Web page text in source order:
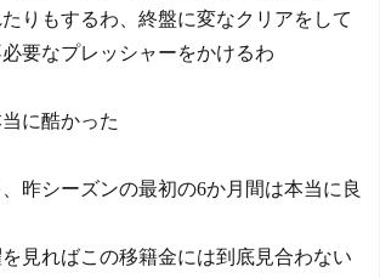
りもするわ、終盤に変なクリアをして
要なプレッシャーをかけるわ
に酷かった
昨シーズンの最初の6か月間は本当に良
見ればこの移籍金には到底見合わない